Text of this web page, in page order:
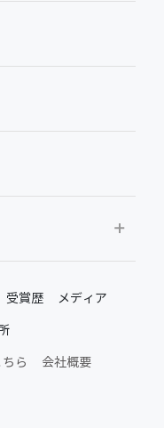
受賞歴 メディア
ら 会社概要